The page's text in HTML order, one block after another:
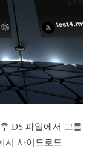
DS 파일에서 고를
서 사이드로드